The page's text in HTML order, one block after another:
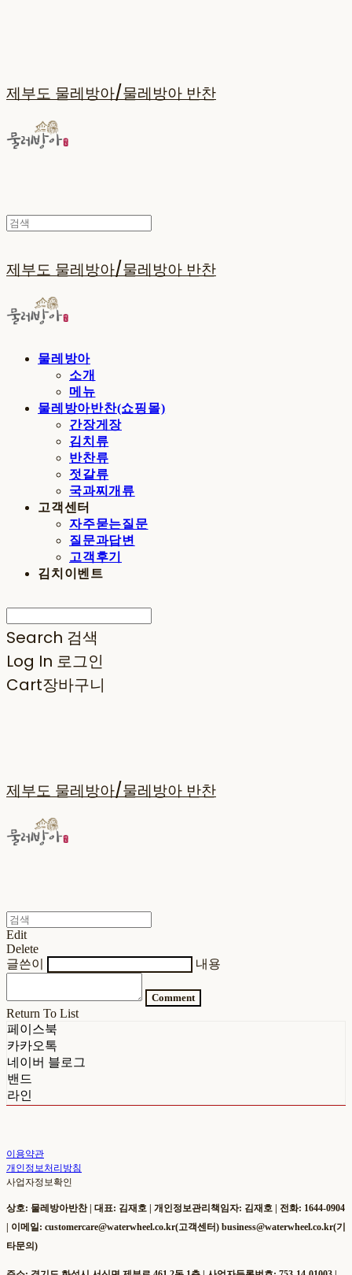
제부도 물레방아/물레방아 반찬
제부도 물레방아/물레방아 반찬
물레방아
소개
메뉴
물레방아반찬(쇼핑몰)
간장게장
김치류
반찬류
젓갈류
국과찌개류
고객센터
자주묻는질문
질문과답변
고객후기
김치이벤트
Search 검색
Log In 로그인
Cart장바구니
제부도 물레방아/물레방아 반찬
Edit
Delete
글쓴이
내용
Comment
Return To List
페이스북
카카오톡
네이버 블로그
밴드
라인
이용약관
개인정보처리방침
사업자정보확인
상호: 물레방아반찬 | 대표: 김재호 | 개인정보관리책임자: 김재호 | 전화: 1644-0904
| 이메일: customercare@waterwheel.co.kr(고객센터) business@waterwheel.co.kr(기
타문의)